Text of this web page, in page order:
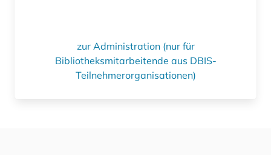
zur Administration (nur für
Bibliotheksmitarbeitende aus DBIS-
Teilnehmerorganisationen)